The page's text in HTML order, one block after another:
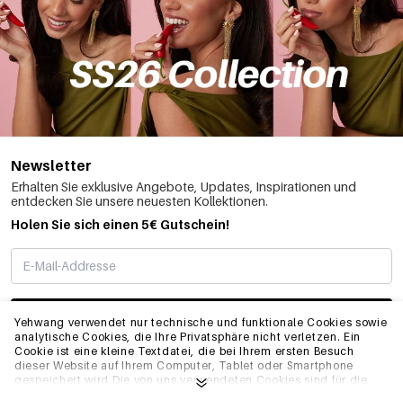
Yehwang verwendet nur technische und funktionale Cookies sowie
analytische Cookies, die Ihre Privatsphäre nicht verletzen. Ein
Cookie ist eine kleine Textdatei, die bei Ihrem ersten Besuch
dieser Website auf Ihrem Computer, Tablet oder Smartphone
gespeichert wird.Die von uns verwendeten Cookies sind für die
Newsletter
Erhalten Sie exklusive Angebote, Updates, Inspirationen und
entdecken Sie unsere neuesten Kollektionen.
Holen Sie sich einen 5€ Gutschein!
ABONNIEREN
INFO